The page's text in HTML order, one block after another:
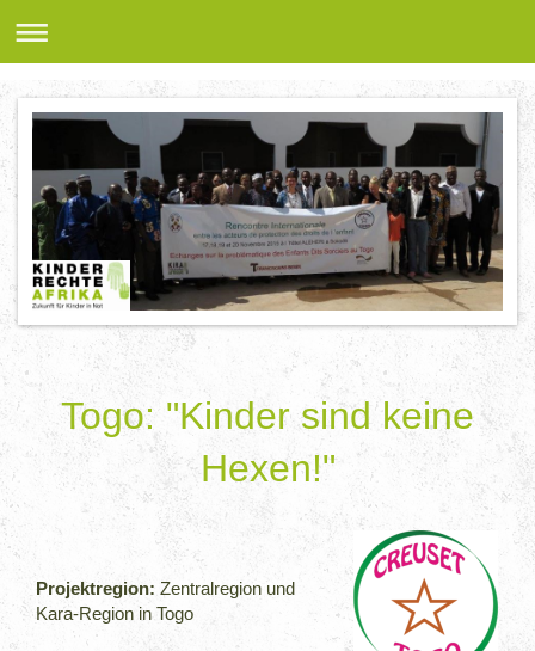
Togo: "Kinder sind keine
Hexen!"
Projektregion: Zentralregion und
Kara-Region in Togo